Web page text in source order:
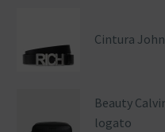
Cintura
Beauty
logato